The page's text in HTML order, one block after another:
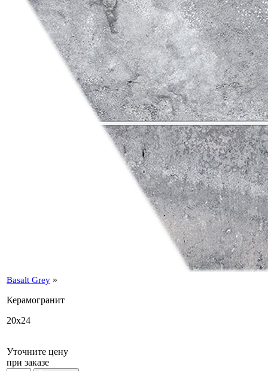
Basalt Grey »
Керамогранит
20x24
Уточните цену
при заказе